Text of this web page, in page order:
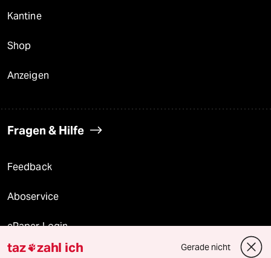
Kantine
Shop
Anzeigen
Fragen & Hilfe
Feedback
Aboservice
ePaper Login
taz zahl ich Gerade nicht